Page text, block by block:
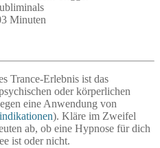
Minuten
Trance-Erlebnis ist das
oder körperlichen
eine Anwendung von
). Kläre im Zweifel
ab, ob eine Hypnose für dich
ist oder nicht.